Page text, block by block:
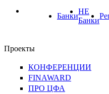
Банки
НЕ
Банки
Проекты
КОНФЕРЕНЦИИ
FINAWARD
ПРО ЦФА